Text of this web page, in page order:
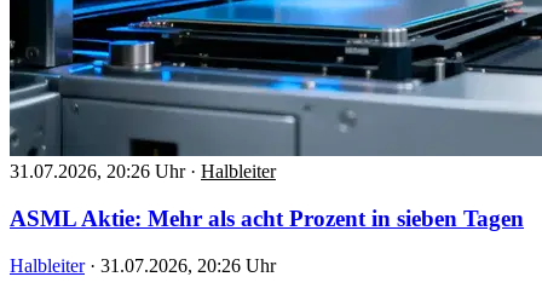
31.07.2026, 20:26 Uhr · Halbleiter
ASML Aktie: Mehr als acht Prozent in sieben Tagen
Halbleiter · 31.07.2026, 20:26 Uhr